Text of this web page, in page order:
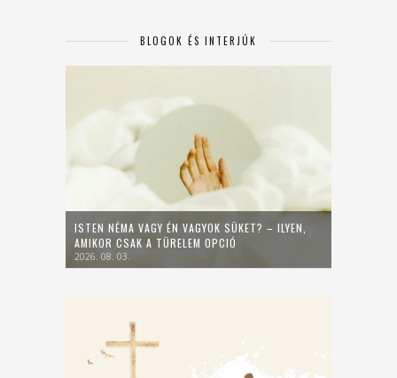
BLOGOK ÉS INTERJÚK
ISTEN NÉMA VAGY ÉN VAGYOK SÜKET? – ILYEN,
AMIKOR CSAK A TÜRELEM OPCIÓ
2026. 08. 03.